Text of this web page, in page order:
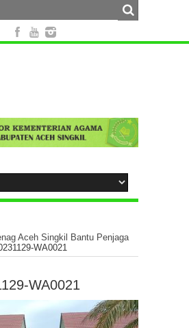
Aceh Singkil Bantu Penjaga
WA0021
WA0021